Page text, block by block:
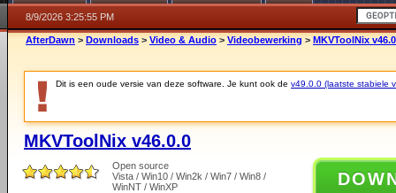
8/9/2026 3:25:55 PM
AfterDawn > Downloads > Video & Audio > Videobewerking > MKVToolNix
Dit is een oude versie van deze software. Je kunt ook de v49.0.0 (laatste stabiele
MKVToolNix v46.0.0
Open source
Vista / Win10 / Win2k / Win7 / Win8 /
WinNT / WinXP